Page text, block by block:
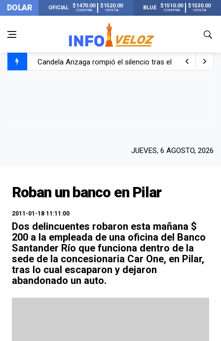
DOLAR OFICIAL $1470.00
COMPRA
$1520.00
VENTA BLUE $1510.00
COMPRA
$1530.00
VENTA
Candela Arizaga rompió el silencio tras el incidente con
JUEVES, 6 AGOSTO, 2026
Roban un banco en Pilar
2011-01-18 11:11:00
Dos delincuentes robaron esta mañana $
200 a la empleada de una oficina del Banco
Santander Río que funciona dentro de la
sede de la concesionaria Car One, en Pilar,
tras lo cual escaparon y dejaron
abandonado un auto.